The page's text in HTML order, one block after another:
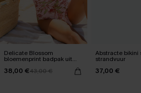
Delicate Blossom
bloemenprint badpak uit
38,00 €43,00 €
Abstracte bikini
strandvuur
37,00 €